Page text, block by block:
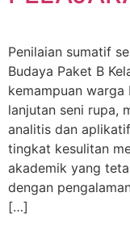
Penilaian sumatif
Budaya Paket B
kemampuan warga
lanjutan seni rupa,
analitis dan
tingkat kesulitan
akademik yang
dengan
[…]